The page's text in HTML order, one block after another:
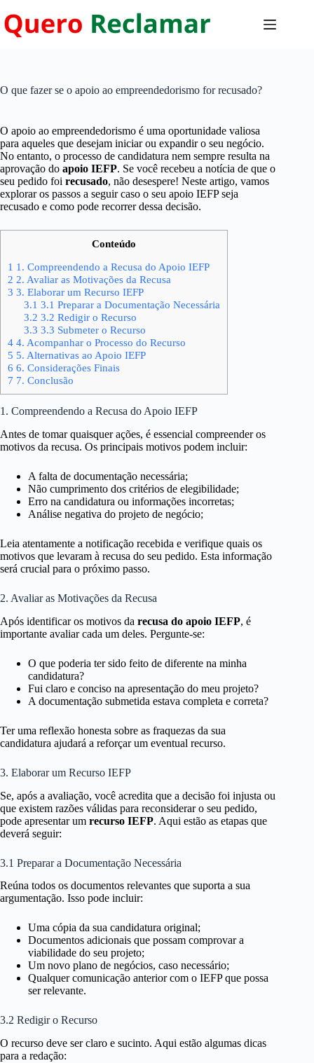
para
o
O que fazer se o apoio ao empreendedorismo for recusado?
O apoio ao empreendedorismo é uma oportunidade valiosa
para aqueles que desejam iniciar ou expandir o seu negócio.
No entanto, o processo de candidatura nem sempre resulta na
aprovação do apoio IEFP. Se você recebeu a notícia de que o
seu pedido foi recusado, não desespere! Neste artigo, vamos
explorar os passos a seguir caso o seu apoio IEFP seja
recusado e como pode recorrer dessa decisão.
Conteúdo
1 1. Compreendendo a Recusa do Apoio IEFP
2 2. Avaliar as Motivações da Recusa
3 3. Elaborar um Recurso IEFP
3.1 3.1 Preparar a Documentação Necessária
3.2 3.2 Redigir o Recurso
3.3 3.3 Submeter o Recurso
4 4. Acompanhar o Processo do Recurso
5 5. Alternativas ao Apoio IEFP
6 6. Considerações Finais
7 7. Conclusão
1. Compreendendo a Recusa do Apoio IEFP
Antes de tomar quaisquer ações, é essencial compreender os
motivos da recusa. Os principais motivos podem incluir:
A falta de documentação necessária;
Não cumprimento dos critérios de elegibilidade;
Erro na candidatura ou informações incorretas;
Análise negativa do projeto de negócio;
Leia atentamente a notificação recebida e verifique quais os
motivos que levaram à recusa do seu pedido. Esta informação
será crucial para o próximo passo.
2. Avaliar as Motivações da Recusa
Após identificar os motivos da recusa do apoio IEFP, é
importante avaliar cada um deles. Pergunte-se:
O que poderia ter sido feito de diferente na minha
candidatura?
Fui claro e conciso na apresentação do meu projeto?
A documentação submetida estava completa e correta?
Ter uma reflexão honesta sobre as fraquezas da sua
candidatura ajudará a reforçar um eventual recurso.
3. Elaborar um Recurso IEFP
Se, após a avaliação, você acredita que a decisão foi injusta ou
que existem razões válidas para reconsiderar o seu pedido,
pode apresentar um recurso IEFP. Aqui estão as etapas que
deverá seguir:
3.1 Preparar a Documentação Necessária
Reúna todos os documentos relevantes que suporta a sua
argumentação. Isso pode incluir:
Uma cópia da sua candidatura original;
Documentos adicionais que possam comprovar a
viabilidade do seu projeto;
Um novo plano de negócios, caso necessário;
Qualquer comunicação anterior com o IEFP que possa
ser relevante.
3.2 Redigir o Recurso
O recurso deve ser claro e sucinto. Aqui estão algumas dicas
para a redação: